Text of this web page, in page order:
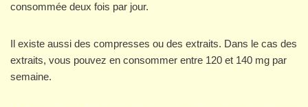
consommée deux fois par jour.
Il existe aussi des compresses ou des extraits. Dans le cas des
extraits, vous pouvez en consommer entre 120 et 140 mg par
semaine.